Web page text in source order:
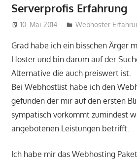
Serverprofis Erfahrung
10. Mai 2014 perfect-seo
Webhoster
Grad habe ich ein bisschen Ärger
Hoster und bin darum auf der
Alternative die auch preiswert ist.
Bei Webhostlist habe ich den
gefunden der mir auf den ersten
sympatisch vorkommt zumindest
angebotenen Leistungen betrifft.
Ich habe mir das Webhosting